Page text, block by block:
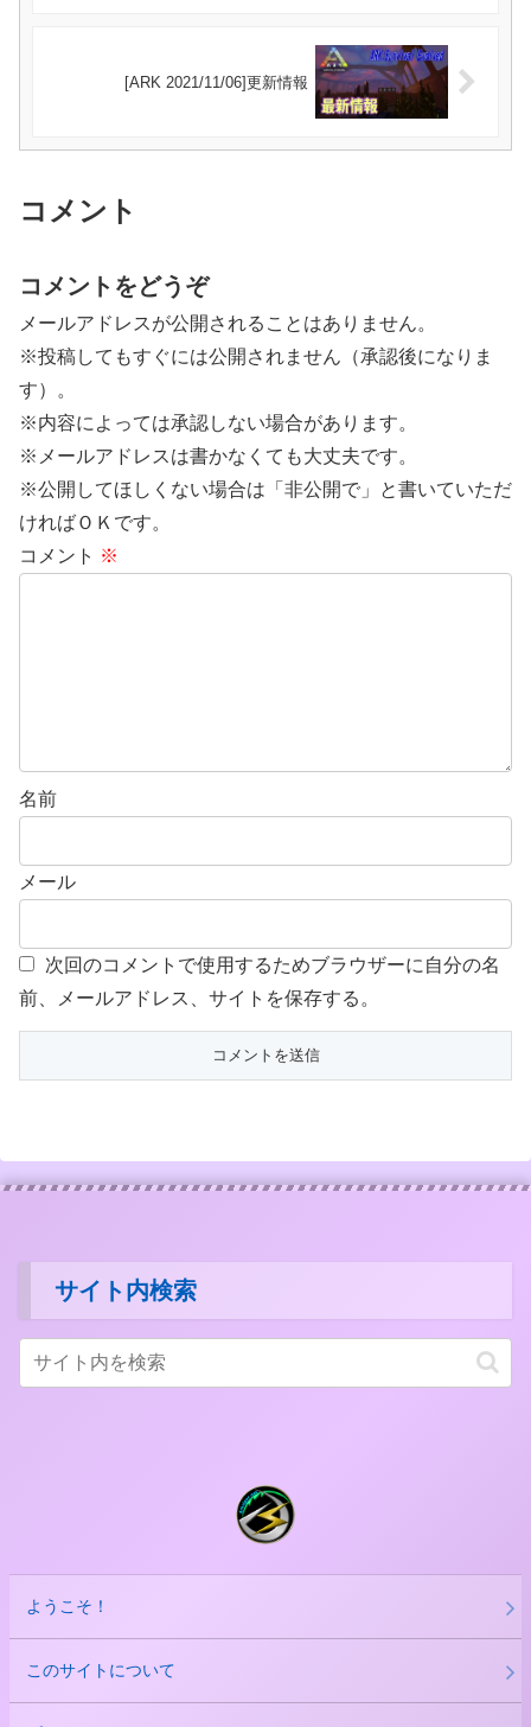
[ARK 2021/11/06]更新情報
コメント
コメントをどうぞ
メールアドレスが公開されることはありません。
※投稿してもすぐには公開されません（承認後になりま
す）。
※内容によっては承認しない場合があります。
※メールアドレスは書かなくても大丈夫です。
※公開してほしくない場合は「非公開で」と書いていただ
ければＯＫです。
コメント ※
名前
メール
次回のコメントで使用するためブラウザーに自分の名
前、メールアドレス、サイトを保存する。
サイト内検索
ようこそ！
このサイトについて